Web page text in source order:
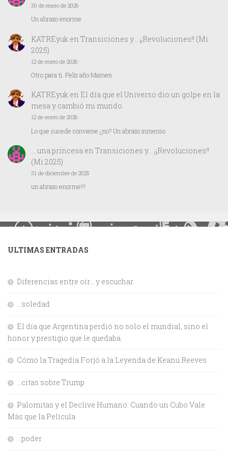
30 de enero de 2026
Un abrazo enorme
KATREyuk en Transiciones y… ¡¡Revoluciones!! (Mi
2025)
12 de enero de 2026
Otro para ti. Feliz año Mamen
KATREyuken El día que el Universo dio un golpe en la
mesa y cambió mi mundo.
12 de enero de 2026
Lo que sucede conviene ¿no? Un abrazo inmenso
… una princesaen Transiciones y… ¡¡Revoluciones!!
(Mi 2025)
31 de diciembre de 2025
un abrazo enorme!!!
ULTIMAS ENTRADAS
Diferencias entre oír… y escuchar.
…soledad
El día que Argentina perdió no solo el mundial, sino el
honor y prestigio que le quedaba.
Cómo la Tragedia Forjó a la Leyenda de Keanu Reeves
…citas sobre Trump
Palomitas y el Declive Humano: Cuando un Cubo Vale
Más que la Película
…poder